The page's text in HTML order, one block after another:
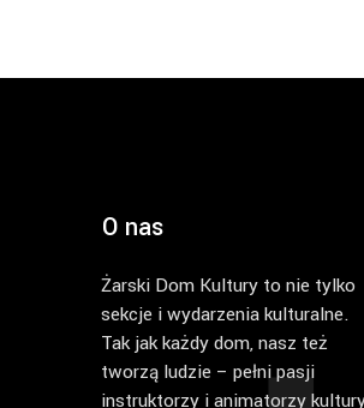
O nas
Żarski Dom Kultury to nie tylko
sekcje i wydarzenia kulturalne.
Tak jak każdy dom, nasz też
tworzą ludzie – pełni pasji
instruktorzy i animatorzy